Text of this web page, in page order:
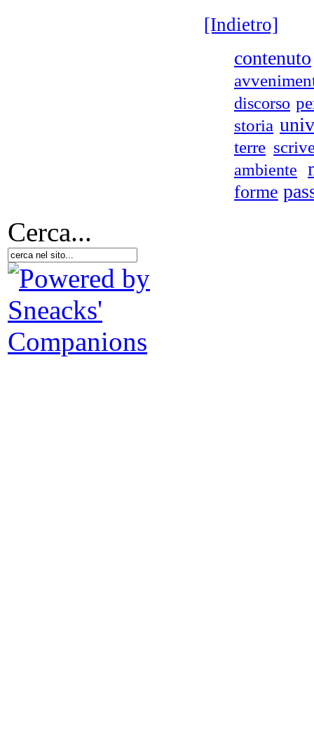
[Indietro]
contenuto
discorso
storia
terre
ambiente
forme
Cerca...